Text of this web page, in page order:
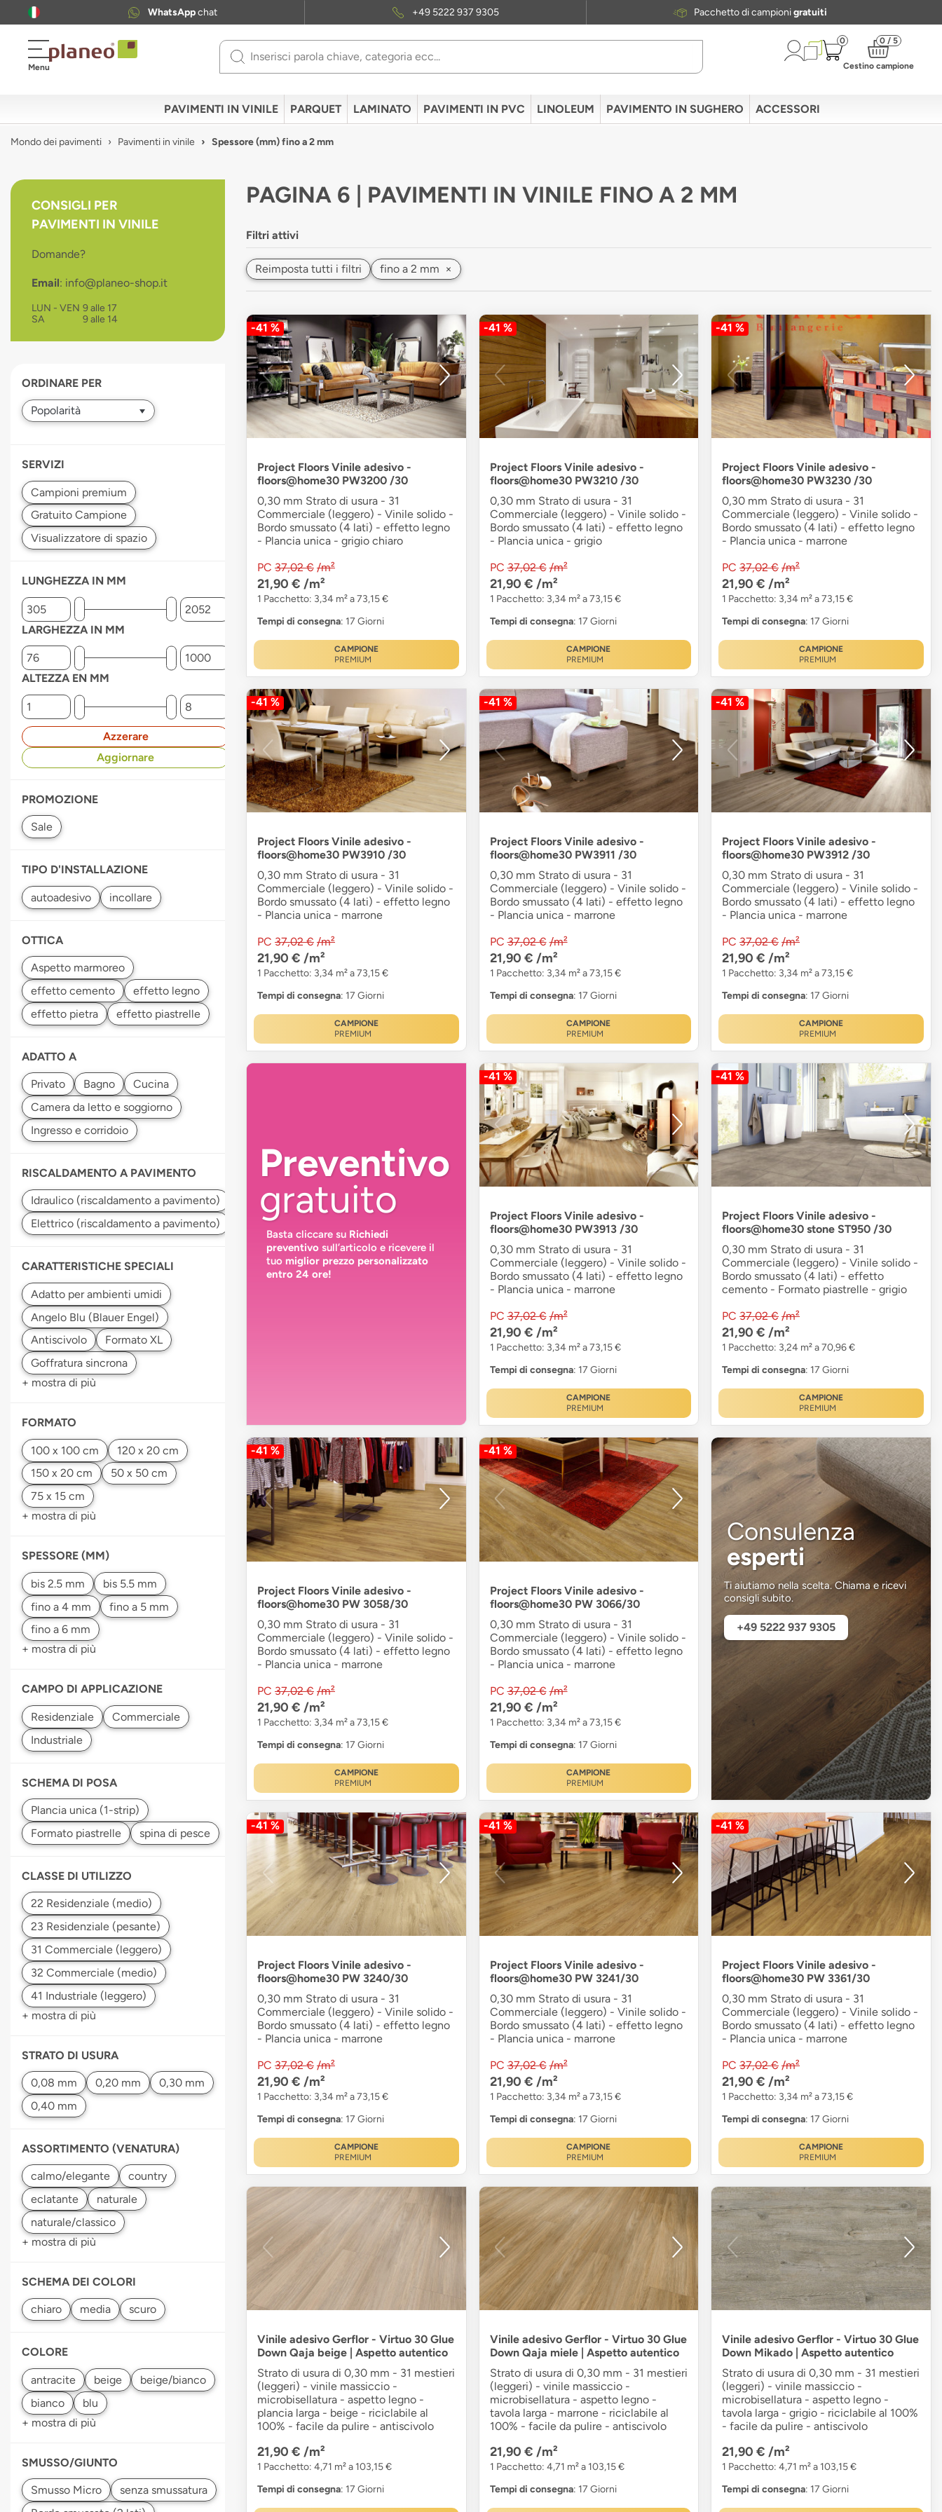
WhatsAppchat +49 5222 937 9305 Pacchetto di campionigratuiti
Menu
Use
down
arrows
Press
selected
search
Touch
devices
users
touch
swipe
gestures.
0 0 / 5
Cestino campione
PAVIMENTI IN VINILE PARQUET LAMINATO PAVIMENTI IN PVC LINOLEUM PAVIMENTO IN SUGHERO ACCESSORI
Mondo dei pavimenti Pavimenti in vinile Spessore (mm) fino a 2 mm
CONSIGLI PER
PAVIMENTI IN VINILE
Domande?
Email: info@planeo-shop.it
LUN - VEN 9 alle 17
SA
9 alle 14
ORDINARE PER
SERVIZI
LUNGHEZZA IN MM
LARGHEZZA IN MM
ALTEZZA EN MM
Azzerare
Aggiornare
PROMOZIONE
TIPO D'INSTALLAZIONE
OTTICA
ADATTO A
RISCALDAMENTO A PAVIMENTO
CARATTERISTICHE SPECIALI
+ mostra di più
FORMATO
+ mostra di più
SPESSORE (MM)
+ mostra di più
CAMPO DI APPLICAZIONE
SCHEMA DI POSA
CLASSE DI UTILIZZO
+ mostra di più
STRATO DI USURA
ASSORTIMENTO (VENATURA)
+ mostra di più
SCHEMA DEI COLORI
COLORE
+ mostra di più
SMUSSO/GIUNTO
PAGINA 6 | PAVIMENTI IN VINILE FINO A 2 MM
Filtri attivi
Reimposta tutti i filtri fino a 2 mm ×
-41 %
Project Floors Vinile adesivo -
floors@home30 PW3200 /30
0,30 mm Strato di usura - 31
Commerciale (leggero) - Vinile solido -
Bordo smussato (4 lati) - effetto legno
- Plancia unica - grigio chiaro
PC 37,02 € /m²
21,90 € /m²
1 Pacchetto: 3,34 m² a 73,15 €
Tempi di consegna: 17 Giorni
CAMPIONE
PREMIUM
-41 %
Project Floors Vinile adesivo -
floors@home30 PW3210 /30
0,30 mm Strato di usura - 31
Commerciale (leggero) - Vinile solido -
Bordo smussato (4 lati) - effetto legno
- Plancia unica - grigio
PC 37,02 € /m²
21,90 € /m²
1 Pacchetto: 3,34 m² a 73,15 €
Tempi di consegna: 17 Giorni
CAMPIONE
PREMIUM
-41 %
Project Floors Vinile adesivo -
floors@home30 PW3230 /30
0,30 mm Strato di usura - 31
Commerciale (leggero) - Vinile solido -
Bordo smussato (4 lati) - effetto legno
- Plancia unica - marrone
PC 37,02 € /m²
21,90 € /m²
1 Pacchetto: 3,34 m² a 73,15 €
Tempi di consegna: 17 Giorni
CAMPIONE
PREMIUM
-41 %
Project Floors Vinile adesivo -
floors@home30 PW3910 /30
0,30 mm Strato di usura - 31
Commerciale (leggero) - Vinile solido -
Bordo smussato (4 lati) - effetto legno
- Plancia unica - marrone
PC 37,02 € /m²
21,90 € /m²
1 Pacchetto: 3,34 m² a 73,15 €
Tempi di consegna: 17 Giorni
CAMPIONE
PREMIUM
-41 %
Project Floors Vinile adesivo -
floors@home30 PW3911 /30
0,30 mm Strato di usura - 31
Commerciale (leggero) - Vinile solido -
Bordo smussato (4 lati) - effetto legno
- Plancia unica - marrone
PC 37,02 € /m²
21,90 € /m²
1 Pacchetto: 3,34 m² a 73,15 €
Tempi di consegna: 17 Giorni
CAMPIONE
PREMIUM
-41 %
Project Floors Vinile adesivo -
floors@home30 PW3912 /30
0,30 mm Strato di usura - 31
Commerciale (leggero) - Vinile solido -
Bordo smussato (4 lati) - effetto legno
- Plancia unica - marrone
PC 37,02 € /m²
21,90 € /m²
1 Pacchetto: 3,34 m² a 73,15 €
Tempi di consegna: 17 Giorni
CAMPIONE
PREMIUM
Preventivo
gratuito
Basta cliccare su Richiedi
preventivo sull’articolo e ricevere il
tuomiglior prezzo personalizzato
entro 24 ore!
-41 %
Project Floors Vinile adesivo -
floors@home30 PW3913 /30
0,30 mm Strato di usura - 31
Commerciale (leggero) - Vinile solido -
Bordo smussato (4 lati) - effetto legno
- Plancia unica - marrone
PC 37,02 € /m²
21,90 € /m²
1 Pacchetto: 3,34 m² a 73,15 €
Tempi di consegna: 17 Giorni
CAMPIONE
PREMIUM
-41 %
Project Floors Vinile adesivo -
floors@home30 stone ST950 /30
0,30 mm Strato di usura - 31
Commerciale (leggero) - Vinile solido -
Bordo smussato (4 lati) - effetto
cemento - Formato piastrelle - grigio
PC 37,02 € /m²
21,90 € /m²
1 Pacchetto: 3,24 m² a 70,96 €
Tempi di consegna: 17 Giorni
CAMPIONE
PREMIUM
-41 %
Project Floors Vinile adesivo -
floors@home30 PW 3058/30
0,30 mm Strato di usura - 31
Commerciale (leggero) - Vinile solido -
Bordo smussato (4 lati) - effetto legno
- Plancia unica - marrone
PC 37,02 € /m²
21,90 € /m²
1 Pacchetto: 3,34 m² a 73,15 €
Tempi di consegna: 17 Giorni
CAMPIONE
PREMIUM
-41 %
Project Floors Vinile adesivo -
floors@home30 PW 3066/30
0,30 mm Strato di usura - 31
Commerciale (leggero) - Vinile solido -
Bordo smussato (4 lati) - effetto legno
- Plancia unica - marrone
PC 37,02 € /m²
21,90 € /m²
1 Pacchetto: 3,34 m² a 73,15 €
Tempi di consegna: 17 Giorni
CAMPIONE
PREMIUM
Consulenza
esperti
Ti aiutiamo nella scelta. Chiama e ricevi
consigli subito.
+49 5222 937 9305
-41 %
Project Floors Vinile adesivo -
floors@home30 PW 3240/30
0,30 mm Strato di usura - 31
Commerciale (leggero) - Vinile solido -
Bordo smussato (4 lati) - effetto legno
- Plancia unica - marrone
PC 37,02 € /m²
21,90 € /m²
1 Pacchetto: 3,34 m² a 73,15 €
Tempi di consegna: 17 Giorni
CAMPIONE
PREMIUM
-41 %
Project Floors Vinile adesivo -
floors@home30 PW 3241/30
0,30 mm Strato di usura - 31
Commerciale (leggero) - Vinile solido -
Bordo smussato (4 lati) - effetto legno
- Plancia unica - marrone
PC 37,02 € /m²
21,90 € /m²
1 Pacchetto: 3,34 m² a 73,15 €
Tempi di consegna: 17 Giorni
CAMPIONE
PREMIUM
-41 %
Project Floors Vinile adesivo -
floors@home30 PW 3361/30
0,30 mm Strato di usura - 31
Commerciale (leggero) - Vinile solido -
Bordo smussato (4 lati) - effetto legno
- Plancia unica - marrone
PC 37,02 € /m²
21,90 € /m²
1 Pacchetto: 3,34 m² a 73,15 €
Tempi di consegna: 17 Giorni
CAMPIONE
PREMIUM
Vinile adesivo Gerflor - Virtuo 30 Glue
Down Qaja beige | Aspetto autentico
Strato di usura di 0,30 mm - 31 mestieri
(leggeri) - vinile massiccio -
microbisellatura - aspetto legno -
plancia larga - beige - riciclabile al
100% - facile da pulire - antiscivolo
21,90 € /m²
1 Pacchetto: 4,71 m² a 103,15 €
Tempi di consegna: 17 Giorni
Vinile adesivo Gerflor - Virtuo 30 Glue
Down Qaja miele | Aspetto autentico
Strato di usura di 0,30 mm - 31 mestieri
(leggeri) - vinile massiccio -
microbisellatura - aspetto legno -
tavola larga - marrone - riciclabile al
100% - facile da pulire - antiscivolo
21,90 € /m²
1 Pacchetto: 4,71 m² a 103,15 €
Tempi di consegna: 17 Giorni
Vinile adesivo Gerflor - Virtuo 30 Glue
Down Mikado | Aspetto autentico
Strato di usura di 0,30 mm - 31 mestieri
(leggeri) - vinile massiccio -
microbisellatura - aspetto legno -
tavola larga - grigio - riciclabile al 100%
- facile da pulire - antiscivolo
21,90 € /m²
1 Pacchetto: 4,71 m² a 103,15 €
Tempi di consegna: 17 Giorni